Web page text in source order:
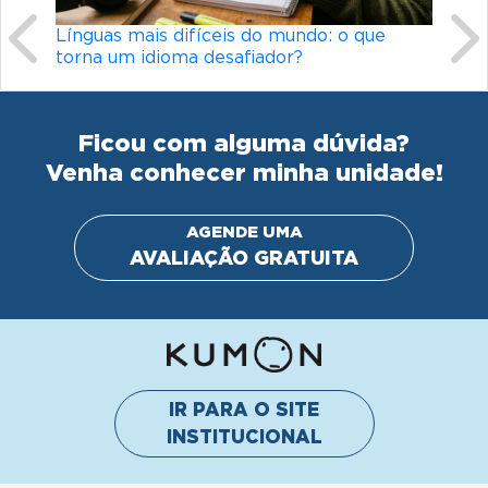
mais difíceis do mundo: o que
um idioma desafiador?
completo para
Ficou com alguma dúvida?
Venha conhecer minha unidade!
AGENDE UMA
AVALIAÇÃO GRATUITA
IR PARA O SITE
INSTITUCIONAL